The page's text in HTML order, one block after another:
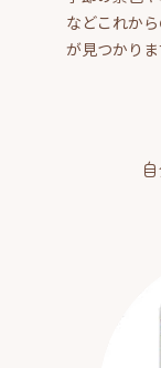
などこれか
が見つかり